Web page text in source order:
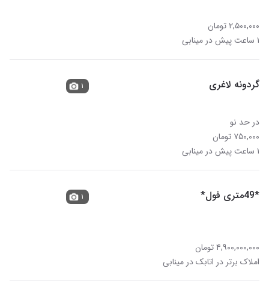
۲,۵۰۰,۰۰۰ تومان
۱ ساعت پیش در مینابی
گردونه لاغری
در حد نو
۷۵۰,۰۰۰ تومان
۱ ساعت پیش در مینابی
۱
*49متری فول*
۴,۹۰۰,۰۰۰,۰۰۰ تومان
املاک برتر در اتابک در مینابی
۱